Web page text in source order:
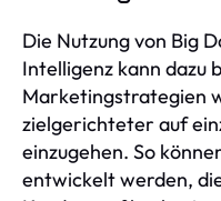
Die Nutzung von Big
Intelligenz kann dazu
Marketingstrategien
zielgerichteter auf
einzugehen. So
entwickelt werden,